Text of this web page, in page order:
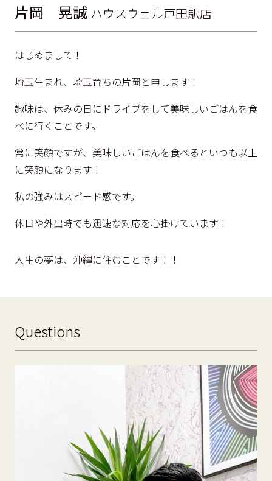
片岡 晃誠 ハウスウェル戸田駅店
はじめまして！
埼玉生まれ、埼玉育ちの片岡と申します！
趣味は、休みの日にドライブをして美味しいごはんを食
べに行くことです。
常に笑顔ですが、美味しいごはんを食べるといつも以上
に笑顔になります！
私の強みはスピード感です。
休日や外出時でも迅速な対応を心掛けています！
人生の夢は、沖縄に住むことです！！
Questions